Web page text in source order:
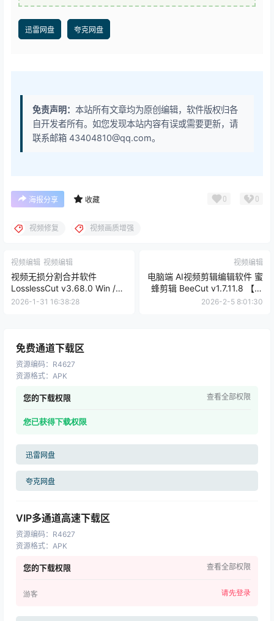
迅雷网盘 夸克网盘
免责声明： 本站所有文章均为原创编辑，软件版权归各
自开发者所有。如您发现本站内容有误或需要更新，请
联系邮箱 43404810@qq.com。
海报分享 收藏 0 0
视频修复 视频画质增强
视频编辑 视频编辑
视频无损分割合并软件
LosslessCut v3.68.0 Win /
Mac / Linux【软件个锤子
2026-1-31 16:38:28
视频编辑
电脑端 AI视频剪辑编辑软件 蜜
蜂剪辑 BeeCut v1.7.11.8 【软
件个锤子·R1700】
2026-2-5 8:01:30
免费通道下载区
资源编码： R4627
资源格式： APK
您的下载权限 查看全部权限
您已获得下载权限
迅雷网盘
夸克网盘
VIP多通道高速下载区
资源编码： R4627
资源格式： APK
您的下载权限 查看全部权限
游客 请先登录